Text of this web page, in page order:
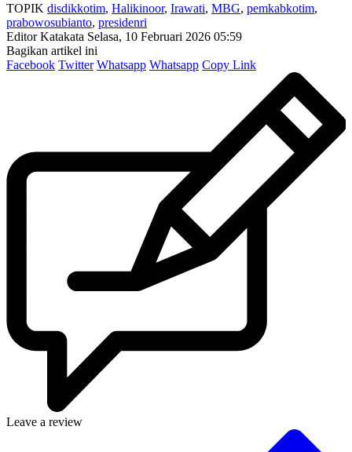
TOPIK disdikkotim, Halikinoor, Irawati, MBG, pemkabkotim,
prabowosubianto, presidenri
Editor Katakata Selasa, 10 Februari 2026 05:59
Bagikan artikel ini
Facebook Twitter Whatsapp Whatsapp Copy Link
Leave a review